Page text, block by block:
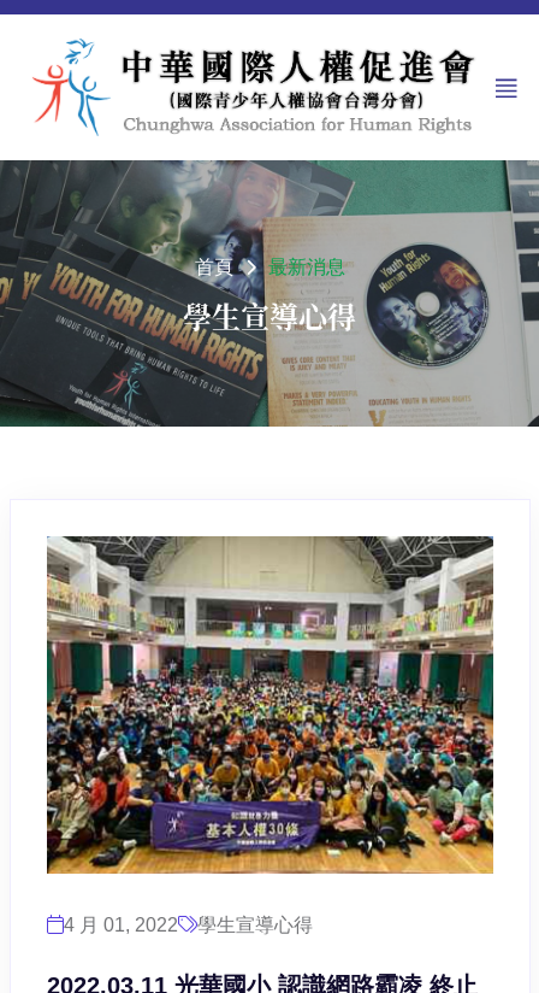
首頁 最新消息
學生宣導心得
4 月 01, 2022 學生宣導心得
2022.03.11 光華國小 認識網路霸凌 終止